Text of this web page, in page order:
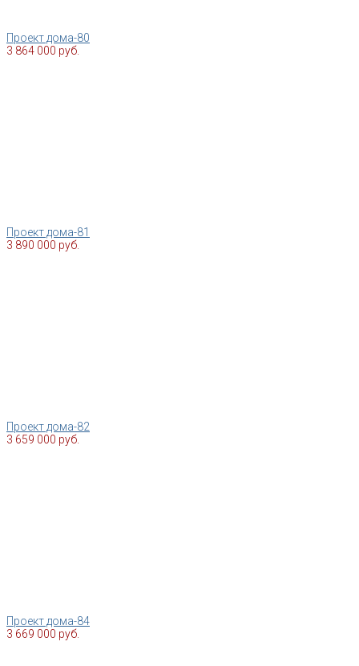
Проект дома-80
3 864 000 руб.
Проект дома-81
3 890 000 руб.
Проект дома-82
3 659 000 руб.
Проект дома-84
3 669 000 руб.